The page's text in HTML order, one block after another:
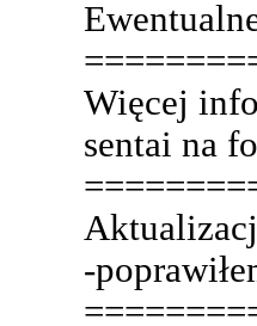
Więcej
sentai na
-